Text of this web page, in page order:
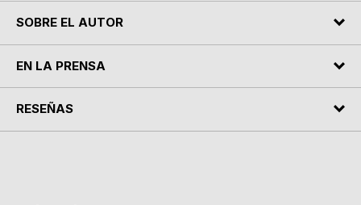
SOBRE EL AUTOR
EN LA PRENSA
RESEÑAS